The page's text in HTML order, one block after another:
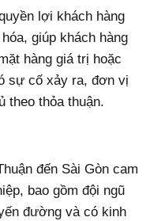
lợi khách hàng
giúp khách hàng
hàng giá trị hoặc
sự cố xảy ra, đơn vị
theo thỏa thuận.
đến Sài Gòn cam
bao gồm đội ngũ
đường và có kinh